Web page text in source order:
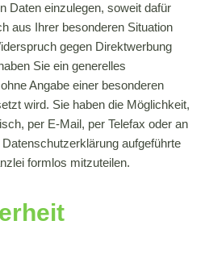
Daten einzulegen, soweit dafür
aus Ihrer besonderen Situation
gegen Direktwerbung
Sie ein generelles
Angabe einer besonderen
wird. Sie haben die Möglichkeit,
per E-Mail, per Telefax oder an
aufgeführte
formlos mitzuteilen.